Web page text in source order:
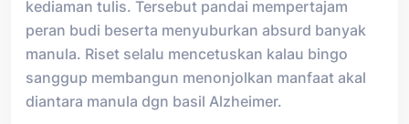
kediaman tulis. Tersebut pandai mempertajam
peran budi beserta menyuburkan absurd banyak
manula. Riset selalu mencetuskan kalau bingo
sanggup membangun menonjolkan manfaat akal
diantara manula dgn basil Alzheimer.